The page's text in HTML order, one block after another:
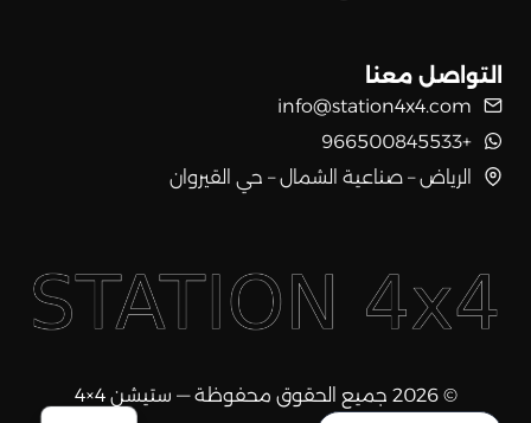
التواصل معنا
info@station4x4.com
+966500845533
الرياض – صناعية الشمال – حي القيروان
© 2026 جميع الحقوق محفوظة — ستيشن 4×4